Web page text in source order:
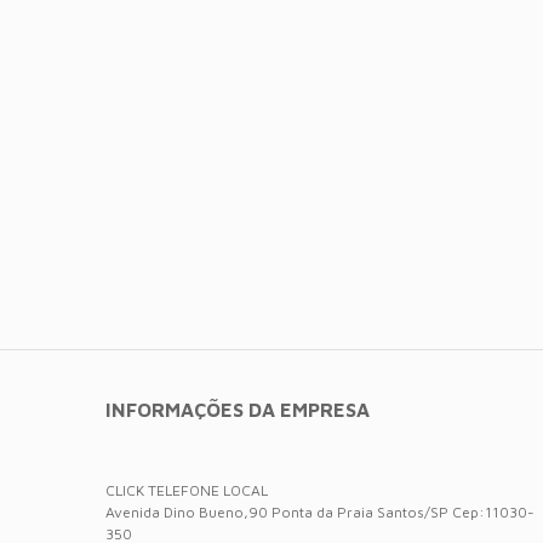
INFORMAÇÕES DA EMPRESA
CLICK TELEFONE LOCAL
Avenida Dino Bueno,90 Ponta da Praia Santos/SP Cep:11030-
350